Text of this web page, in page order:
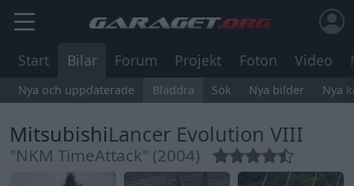
Start Bilar Forum Projekt Foton Video
Nya och uppdaterade Bläddra Sök Nya bilder Nya
MitsubishiLancer Evolution VIII
"NKM TimeAttack" (2004)